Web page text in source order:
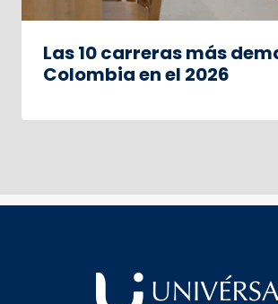
Las 10 carreras más
Colombia en el 2026